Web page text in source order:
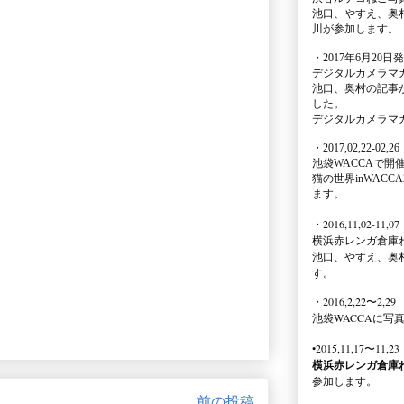
池口、やすえ、奥
川が参加します。
・2017年6月20日
デジタルカメラマ
池口、奥村の記事
した。
デジタルカメラマ
・2017,02,22-02,26
池袋WACCAで開
猫の世界
ます。
・2016,11,02-11,07
横浜赤レンガ倉庫
池口、やすえ、奥
す。
・2016,2,22〜2,29
池袋WACCAに写
•2015,11,17〜11,23
横浜赤レンガ倉庫
参加します。